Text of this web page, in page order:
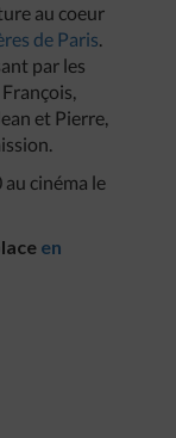
au coeur
de Paris.
par les
et Pierre,
cinéma le
en